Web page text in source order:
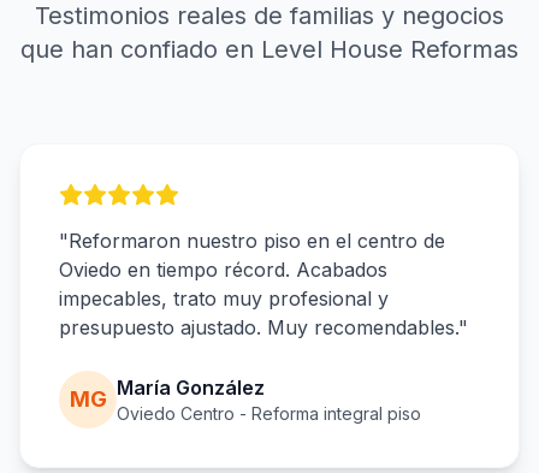
Testimonios reales de familias y negocios
que han confiado en Level House Reformas
"Reformaron nuestro piso en el centro de
Oviedo en tiempo récord. Acabados
impecables, trato muy profesional y
presupuesto ajustado. Muy recomendables."
MG María González
Oviedo Centro - Reforma integral piso